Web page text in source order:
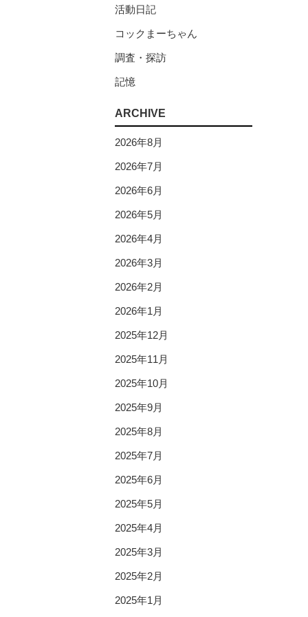
活動日記
コックまーちゃん
調査・探訪
記憶
ARCHIVE
2026年8月
2026年7月
2026年6月
2026年5月
2026年4月
2026年3月
2026年2月
2026年1月
2025年12月
2025年11月
2025年10月
2025年9月
2025年8月
2025年7月
2025年6月
2025年5月
2025年4月
2025年3月
2025年2月
2025年1月